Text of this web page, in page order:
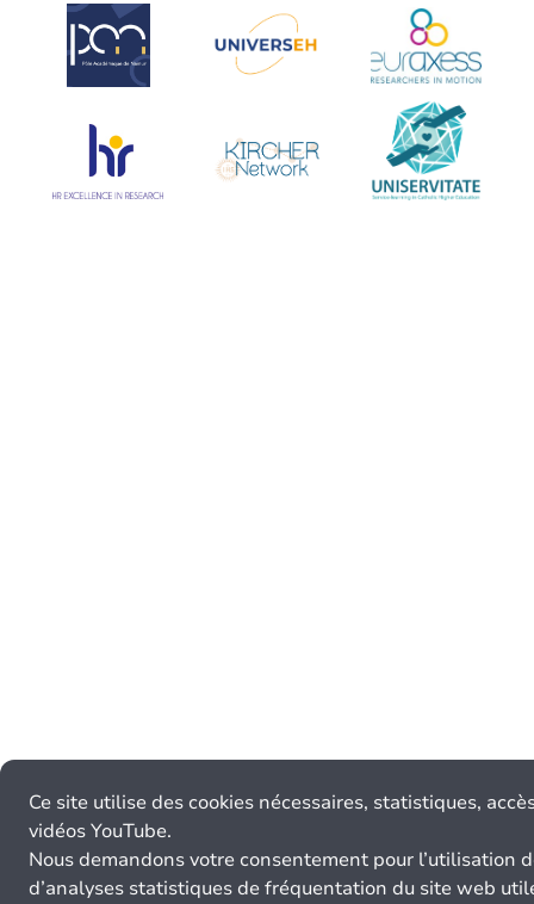
Ce site utilise des cookies nécessaires, statistiques,
vidéos YouTube.
Nous demandons votre consentement pour l’utilisation
d’analyses statistiques de fréquentation du site web